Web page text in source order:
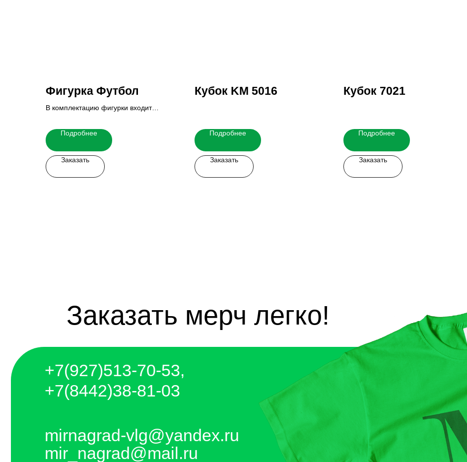
Фигурка Футбол
В комплектацию фигурки входит
Итоговую стоимость Вы можете узнать
у наших менеджеров.
Подробнее
Заказать
Кубок KM 5016
Подробнее
Заказать
Кубок 7021
Подробнее
Заказать
Отправляем каждый день. Оплата любым
удобным способом, от налички до
выставления счёта и перевода на карту.
+7(8442)38-81-03
чат telegram
чат whatsapp
mirnagrad-vlg@yandex.ru
mir_nagrad@mail.ru